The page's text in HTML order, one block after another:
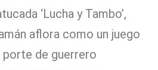
‘Lucha y Tambo’,
aflora como un juego
de guerrero